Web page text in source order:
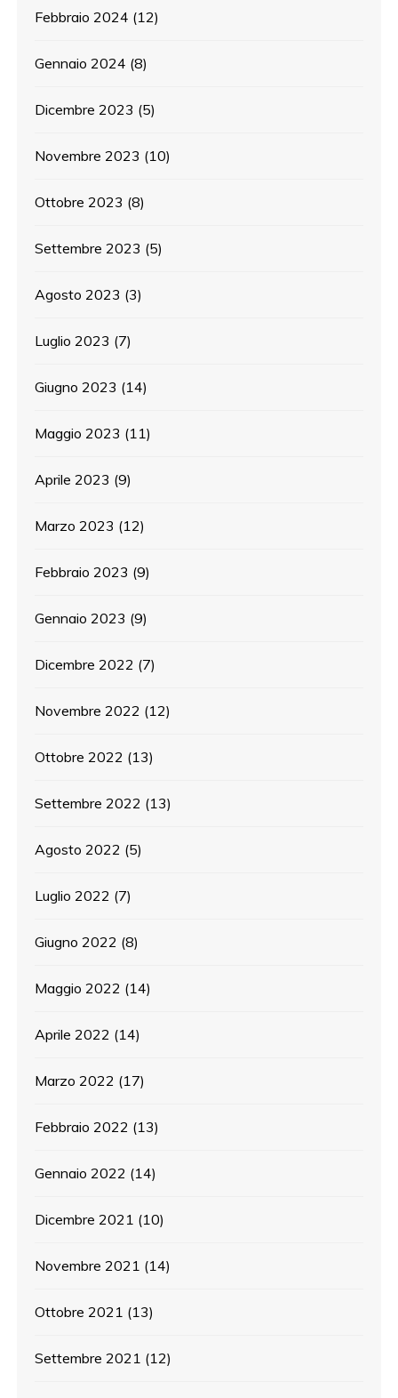
Febbraio 2024 (12)
Gennaio 2024 (8)
Dicembre 2023 (5)
Novembre 2023 (10)
Ottobre 2023 (8)
Settembre 2023 (5)
Agosto 2023 (3)
Luglio 2023 (7)
Giugno 2023 (14)
Maggio 2023 (11)
Aprile 2023 (9)
Marzo 2023 (12)
Febbraio 2023 (9)
Gennaio 2023 (9)
Dicembre 2022 (7)
Novembre 2022 (12)
Ottobre 2022 (13)
Settembre 2022 (13)
Agosto 2022 (5)
Luglio 2022 (7)
Giugno 2022 (8)
Maggio 2022 (14)
Aprile 2022 (14)
Marzo 2022 (17)
Febbraio 2022 (13)
Gennaio 2022 (14)
Dicembre 2021 (10)
Novembre 2021 (14)
Ottobre 2021 (13)
Settembre 2021 (12)